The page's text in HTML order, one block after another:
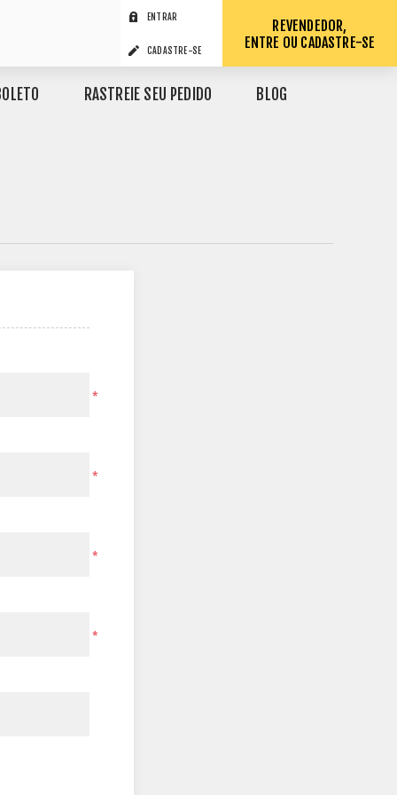
ENTRAR
CADASTRE-SE
REVENDEDOR,
ENTRE OU CADASTRE-SE
RASTREIE SEU PEDIDO BLOG
*
*
*
*